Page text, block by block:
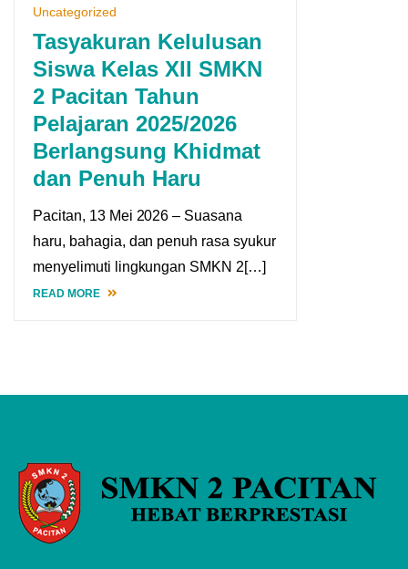
Uncategorized
Tasyakuran Kelulusan
Siswa Kelas XII SMKN
2 Pacitan Tahun
Pelajaran 2025/2026
Berlangsung Khidmat
dan Penuh Haru
Pacitan, 13 Mei 2026 – Suasana
haru, bahagia, dan penuh rasa syukur
menyelimuti lingkungan SMKN 2[…]
READ MORE